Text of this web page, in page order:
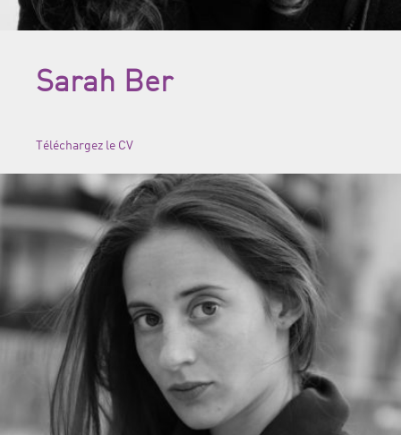
Sarah Ber
Téléchargez le CV